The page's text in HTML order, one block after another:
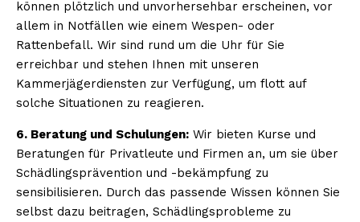
können plötzlich und unvorhersehbar erscheinen, vor
allem in Notfällen wie einem Wespen- oder
Rattenbefall. Wir sind rund um die Uhr für Sie
erreichbar und stehen Ihnen mit unseren
Kammerjägerdiensten zur Verfügung, um flott auf
solche Situationen zu reagieren.
6. Beratung und Schulungen: Wir bieten Kurse und
Beratungen für Privatleute und Firmen an, um sie über
Schädlingsprävention und -bekämpfung zu
sensibilisieren. Durch das passende Wissen können Sie
selbst dazu beitragen, Schädlingsprobleme zu